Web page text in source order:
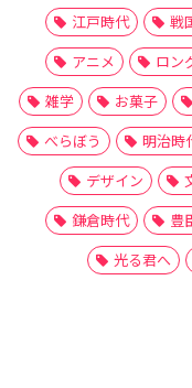
江戸時代 戦
アニメ
ロン
雑学
お菓子
べらぼう
明治時
デザイン
鎌倉時代
豊
光る君へ